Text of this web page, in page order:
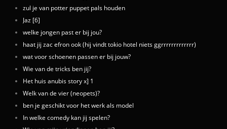
zul je van potter puppet pals houden
Jaz [6]
welke jongen past er bij jou?
haat jij zac efron ook (hij vindt tokio hotel niets ggrrrrrrrrrrrrr)
wat voor schoenen passen er bij jouw?
Wie van de tricks ben jij?
Het huis anubis story x] 1
Welk van de vier (neopets)?
ben je geschikt voor het werk als model
In welke comedy kan jij spelen?